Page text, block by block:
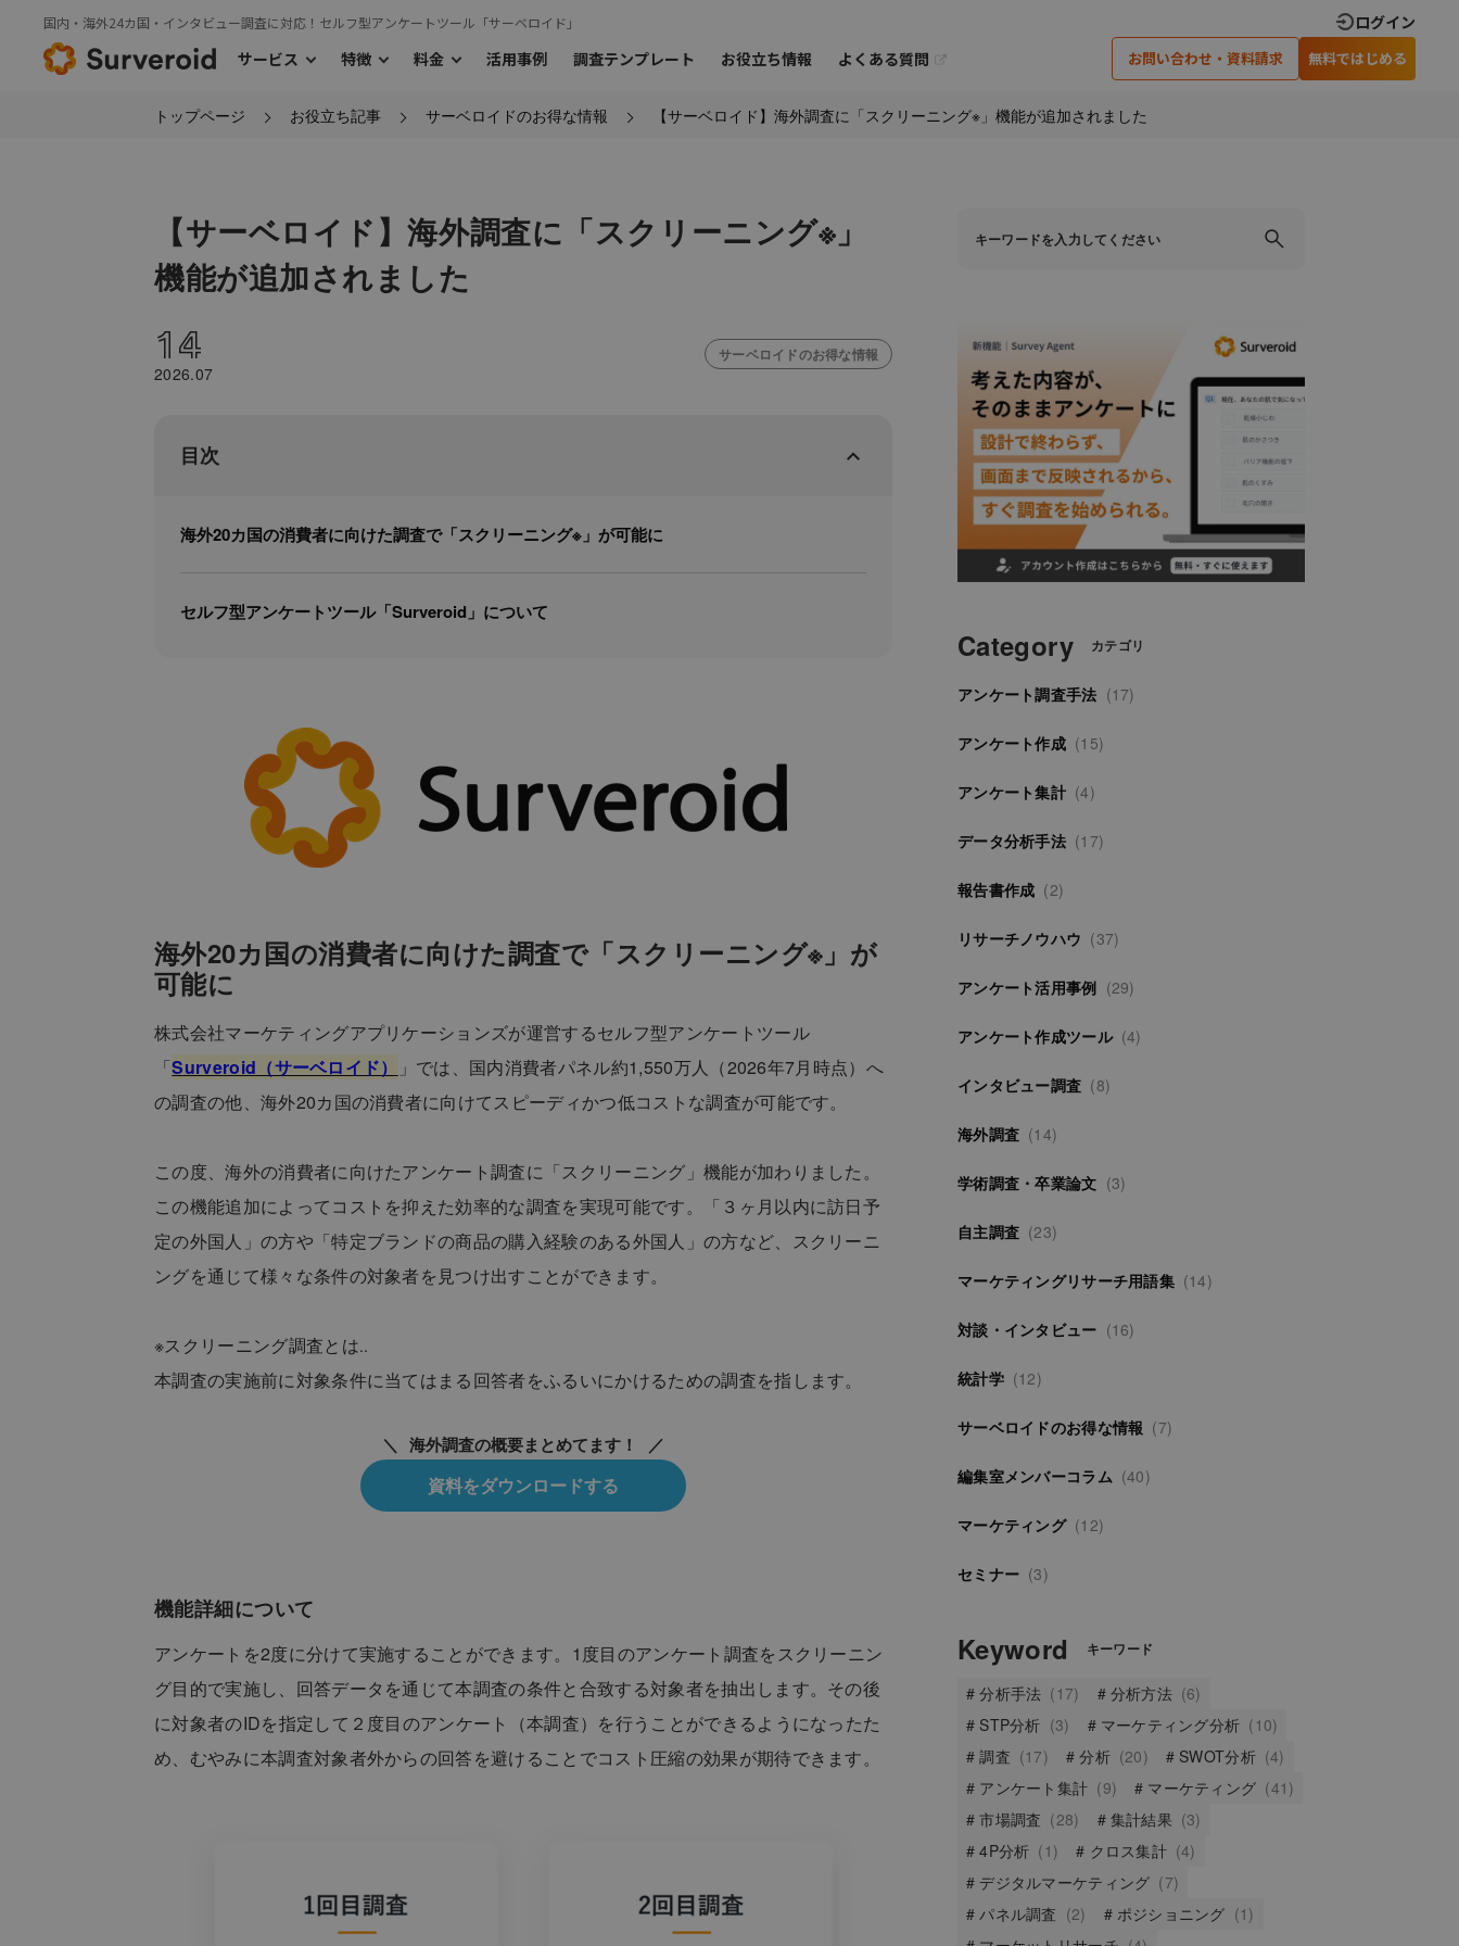
国内・海外24カ国・インタビュー調査に対応！セルフ型アンケートツール「サーベロイド」
ログイン
サービス
国内モニターアンケート › 海外モニターアンケート
特徴 料金 活用事例 調査テンプレート お役立ち情報 よくある質問 お問い合わせ・資料請求
オンラインミーティングでの
アンケート調査実施のための
無料ではじめる
【サーベロイド】海外調査に「スクリーニング※」
機能が追加されました
14
2026.07
サーベロイドのお得な情報
目次
海外20カ国の消費者に向けた調査で「スクリーニング※」が可能に
セルフ型アンケートツール「Surveroid」について
海外20カ国の消費者に向けた調査で「スクリーニング※」が
可能に
株式会社マーケティングアプリケーションズが運営するセルフ型アンケートツール
「Surveroid（サーベロイド）
」では、国内消費者パネル約1,550万人（2026年7月時点）へ
の調査の他、海外20カ国の消費者に向けてスピーディかつ低コストな調査が可能です。
この度、海外の消費者に向けたアンケート調査に「スクリーニング」機能が加わりました。
この機能追加によってコストを抑えた効率的な調査を実現可能です。「３ヶ月以内に訪日予
定の外国人」の方や「特定ブランドの商品の購入経験のある外国人」の方など、スクリーニ
ングを通じて様々な条件の対象者を見つけ出すことができます。
※スクリーニング調査とは‥
本調査の実施前に対象条件に当てはまる回答者をふるいにかけるための調査を指します。
海外調査の概要まとめてます！
資料をダウンロードする
機能詳細について
アンケートを2度に分けて実施することができます。1度目のアンケート調査をスクリーニン
グ目的で実施し、回答データを通じて本調査の条件と合致する対象者を抽出します。その後
に対象者のIDを指定して２度目のアンケート（本調査）を行うことができるようになったた
め、むやみに本調査対象者外からの回答を避けることでコスト圧縮の効果が期待できます。
Category カテゴリ
アンケート調査手法 (17)
アンケート作成 (15)
アンケート集計 (4)
データ分析手法 (17)
報告書作成 (2)
リサーチノウハウ (37)
アンケート活用事例 (29)
アンケート作成ツール (4)
インタビュー調査 (8)
海外調査 (14)
学術調査・卒業論文 (3)
自主調査 (23)
マーケティングリサーチ用語集 (14)
対談・インタビュー (16)
統計学 (12)
サーベロイドのお得な情報 (7)
編集室メンバーコラム (40)
マーケティング (12)
セミナー (3)
Keyword キーワード
分析手法 (17) 分析方法 (6)
STP分析 (3) マーケティング分析 (10)
調査 (17) 分析 (20) SWOT分析 (4)
アンケート集計 (9) マーケティング (41)
市場調査 (28) 集計結果 (3)
4P分析 (1) クロス集計 (4)
デジタルマーケティング (7)
パネル調査 (2) ポジショニング (1)
トップページ お役立ち記事 サーベロイドのお得な情報 【サーベロイド】海外調査に「スクリーニング※」機能が追加されました